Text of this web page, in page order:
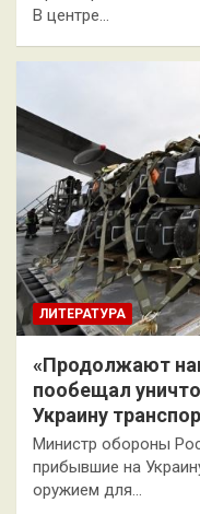
В центре…
ЛИТЕРАТУРА
«Продолжают
пообещал
Украину
Министр обороны
прибывшие на
оружием для…